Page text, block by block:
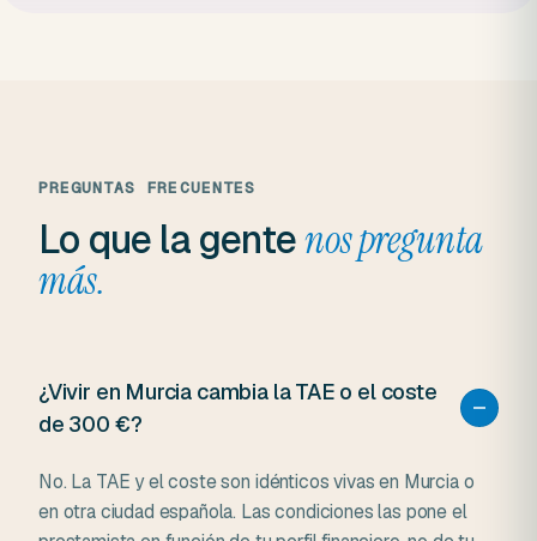
PREGUNTAS FRECUENTES
Lo que la gentenos pregunta
más.
¿Vivir en Murcia cambia la TAE o el coste
de 300 €?
No. La TAE y el coste son idénticos vivas en Murcia o
en otra ciudad española. Las condiciones las pone el